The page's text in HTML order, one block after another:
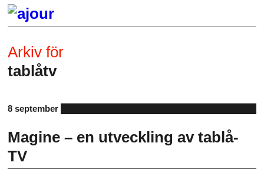
Arkiv för
tablåtv
8 september
Magine – en utveckling av tablå-
TV